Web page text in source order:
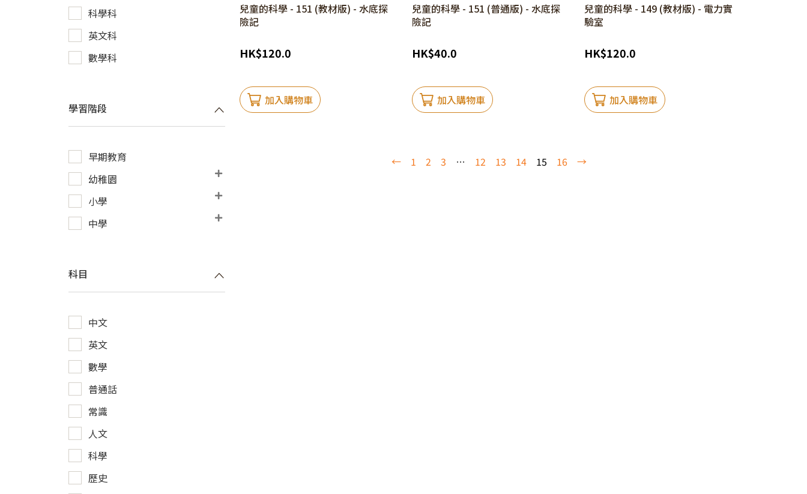
科學科
英文科
數學科
學習階段
早期教育
幼稚園
小學
中學
科目
中文
英文
數學
普通話
常識
人文
科學
歷史
兒童的科學 - 151 (教材版) - 水底探
險記
HK$120.0
加入購物車
兒童的科學 - 151 (普通版) - 水底探
險記
HK$40.0
加入購物車
兒童的科學 - 149 (教材版) - 電力實
驗室
HK$120.0
加入購物車
← 1 2 3 … 12 13 14 15 16 →